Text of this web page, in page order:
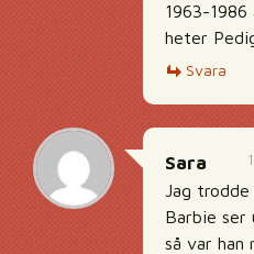
1963-
heter
Svara
Sara
Jag
Barbie ser
så var han